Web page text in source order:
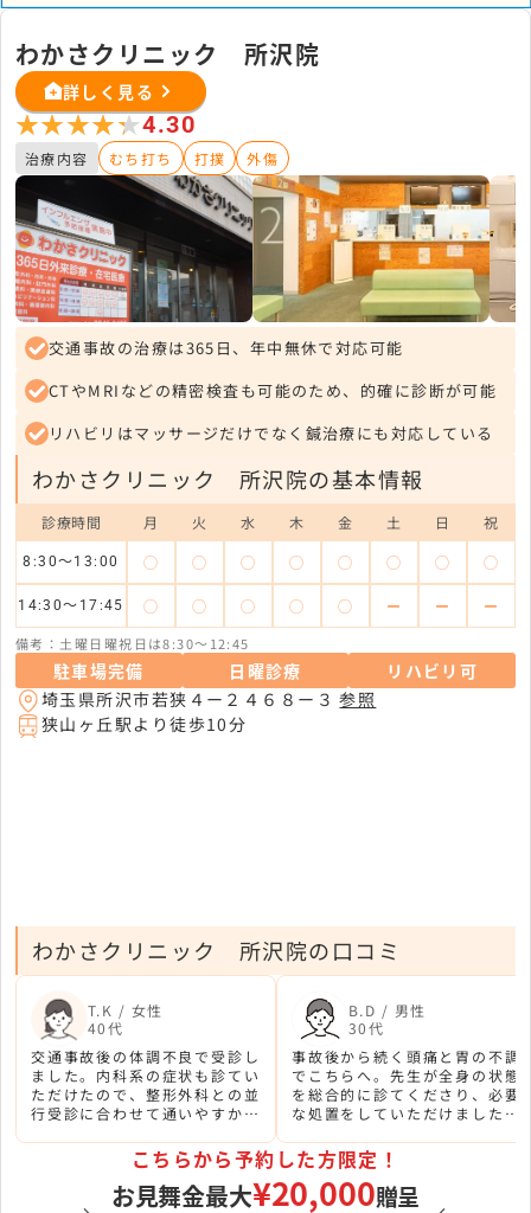
わかさクリニック 所沢院
詳しく見る
★★★★★
★★★★★4.30
治療内容 むち打ち 打撲 外傷
交通事故の治療は365日、年中無休で対応可能
CTやMRIなどの精密検査も可能のため、的確に診断が可能
リハビリはマッサージだけでなく鍼治療にも対応している
わかさクリニック 所沢院の基本情報
診療時間 月 火 水 木 金 土 日 祝
8:30～13:00 ◯ ◯ ◯ ◯ ◯ ◯ ◯ ◯
14:30～17:45 ◯ ◯ ◯ ◯ ◯ ー ー ー
備考：土曜日曜祝日は8:30～12:45
駐車場完備 日曜診療
リハビリ可
埼玉県所沢市若狭４ー２４６８ー３参照
狭山ヶ丘駅より徒歩10分
わかさクリニック 所沢院の口コミ
T.K / 女性
40代
交通事故後の体調不良で受診し
ました。内科系の症状も診てい
ただけたので、整形外科との並
行受診に合わせて通いやすかっ
てくれました。
B.D / 男性
30代
事故後から続く頭痛と胃の不調
でこちらへ。先生が全身の状態
を総合的に診てくださり、必要
な処置をしていただけました。
立地も助かりました。
こちらから予約した方限定！
お見舞金最大¥20,000贈呈